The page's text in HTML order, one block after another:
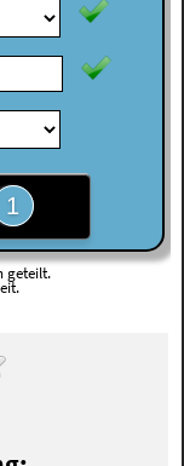
1
geteilt.